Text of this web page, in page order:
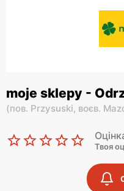
moje sklepy -
(пов. Przysuski, воєв.
Твоя